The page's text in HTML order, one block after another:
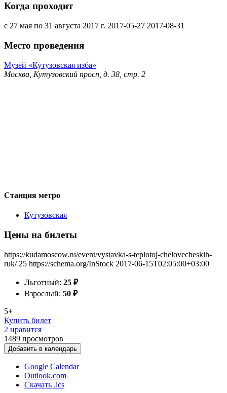
Когда проходит
с 27 мая по 31 августа 2017 г. 2017-05-27 2017-08-31
Место проведения
Музей «Кутузовская изба»
Москва, Кутузовский просп, д. 38, стр. 2
Станция метро
Кутузовская
Цены на билеты
https://kudamoscow.ru/event/vystavka-s-teplotoj-chelovecheskih-
ruk/ 25 https://schema.org/InStock 2017-06-15T02:05:00+03:00
Льготный: 25 ₽
Взрослый: 50 ₽
5+
Купить билет
2 нравится
1489 просмотров
Добавить в календарь
Google Calendar
Outlook.com
Скачать .ics